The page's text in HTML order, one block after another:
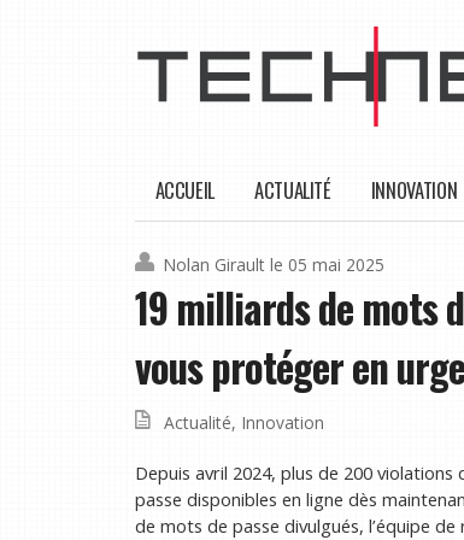
ACCUEIL ACTUALITÉ INNOVATION
Nolan Girault le 05 mai 2025
19 milliards de mots
vous protéger en
Actualité, Innovation
Depuis avril 2024, plus de 200
passe disponibles en ligne dès
de mots de passe divulgués, l’équipe